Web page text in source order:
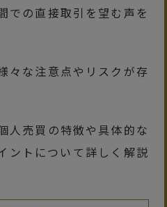
での直接取引を望む声を
々な注意点やリスクが存
人売買の特徴や具体的な
ントについて詳しく解説